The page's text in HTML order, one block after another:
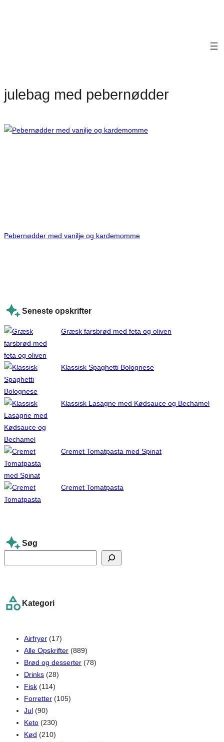
julebag med pebernødder
Pebernødder med vanilje og kardemomme
Seneste opskrifter
Græsk farsbrød med feta og oliven
Klassisk Spaghetti Bolognese
Klassisk Lasagne med Kødsauce og Bechamel
Cremet Tomatpasta med Spinat
Cremet Tomatpasta
Søg
e
c
Kategori
Airfryer (17)
Alle Opskrifter (889)
Brød og desserter (78)
Drinks (28)
Fisk (114)
Forretter (105)
Jul (90)
Keto (230)
Kød (210)